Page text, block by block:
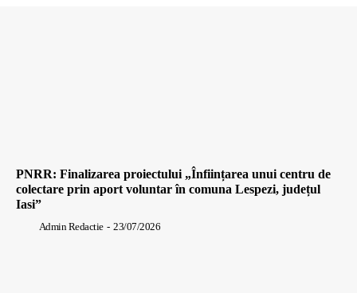
PNRR: Finalizarea proiectului „Înființarea unui centru de
colectare prin aport voluntar în comuna Lespezi, județul
Iasi”
Admin Redactie - 23/07/2026